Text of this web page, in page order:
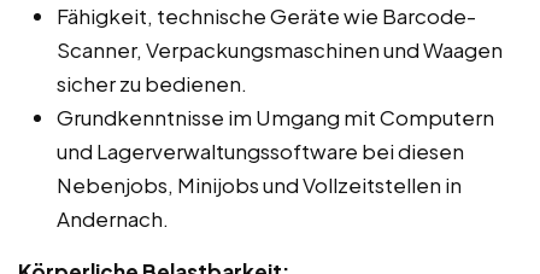
Fähigkeit, technische Geräte wie Barcode-
Scanner, Verpackungsmaschinen und Waagen
sicher zu bedienen.
Grundkenntnisse im Umgang mit Computern
und Lagerverwaltungssoftware bei diesen
Nebenjobs, Minijobs und Vollzeitstellen in
Andernach.